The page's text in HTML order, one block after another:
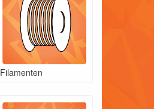
Filamenten